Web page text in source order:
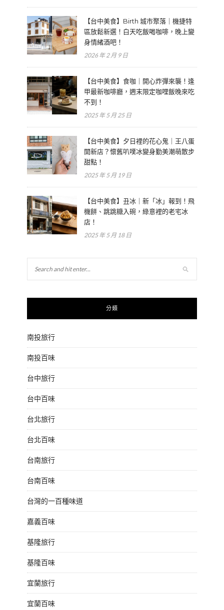
【台中美食】Birth 城市聚落｜機捷特
區放鬆新選！白天吃飯喝咖啡，晚上變
身情緒酒吧！
2026 年 2 月 9 日
【台中美食】食咖｜開心炸彈來襲！逢
甲最新咖啡廳，週末限定咖哩飯晚來吃
不到！
2025 年 5 月 25 日
【台中美食】夕日裡的花心鬼｜王八蛋
開新店？懷舊叭噗冰變身勤美潮萌散步
甜點！
2025 年 5 月 19 日
【台中美食】丑冰｜新「冰」報到！飛
機餅、跳跳糖入碗，綠意裡的老宅冰
店！
2025 年 5 月 18 日
分類
南投旅行
南投百味
台中旅行
台中百味
台北旅行
台北百味
台南旅行
台南百味
台灣的一百種味道
嘉義百味
基隆旅行
基隆百味
宜蘭旅行
宜蘭百味